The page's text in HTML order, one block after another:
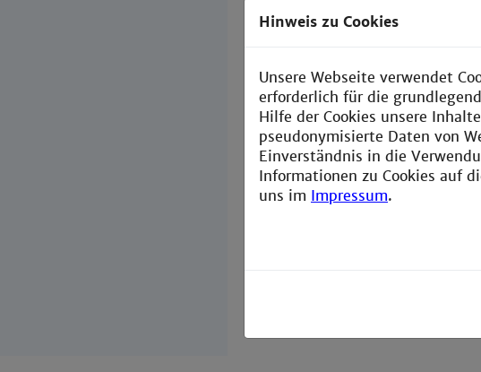
Forschungsmikroskop
HPLC Agilent 1200,
Perkin Elmer,
Mikroreaktoranlage
G 005 Chemisches Labor
Versuchsstand
Hinweis zu Cookies
Unsere Webseite verwendet
erforderlich für die
Hilfe der Cookies unsere
pseudonymisierte Daten von
Einverständnis in die
Informationen zu Cookies auf
uns im Impressum.